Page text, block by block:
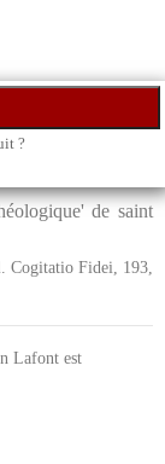
?
de saint
Cogitatio Fidei, 193,
Lafont est